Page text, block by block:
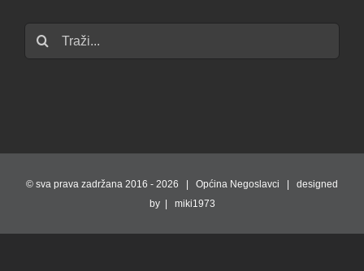
Traži...
© sva prava zadržana 2016 - 2026 | Općina Negoslavci | designed
by | miki1973